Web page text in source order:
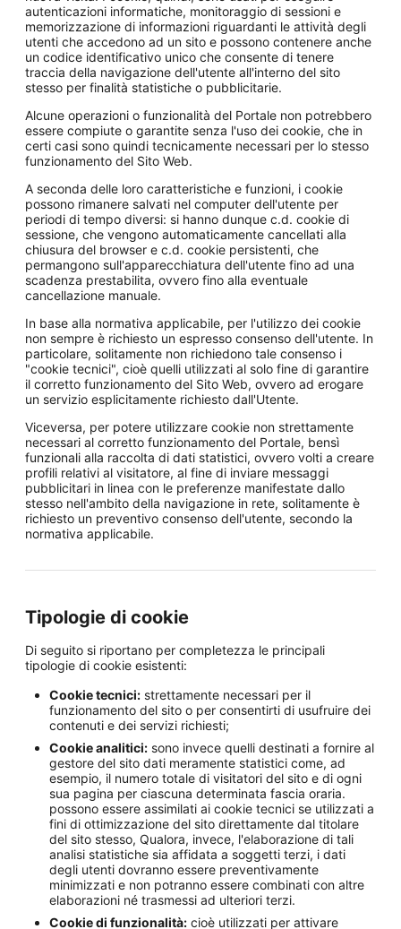
autenticazioni informatiche, monitoraggio di sessioni e
memorizzazione di informazioni riguardanti le attività degli
utenti che accedono ad un sito e possono contenere anche
un codice identificativo unico che consente di tenere
traccia della navigazione dell'utente all'interno del sito
stesso per finalità statistiche o pubblicitarie.
Alcune operazioni o funzionalità del Portale non potrebbero
essere compiute o garantite senza l'uso dei cookie, che in
certi casi sono quindi tecnicamente necessari per lo stesso
funzionamento del Sito Web.
A seconda delle loro caratteristiche e funzioni, i cookie
possono rimanere salvati nel computer dell'utente per
periodi di tempo diversi: si hanno dunque c.d. cookie di
sessione, che vengono automaticamente cancellati alla
chiusura del browser e c.d. cookie persistenti, che
permangono sull'apparecchiatura dell'utente fino ad una
scadenza prestabilita, ovvero fino alla eventuale
cancellazione manuale.
In base alla normativa applicabile, per l'utilizzo dei cookie
non sempre è richiesto un espresso consenso dell'utente. In
particolare, solitamente non richiedono tale consenso i
"cookie tecnici", cioè quelli utilizzati al solo fine di garantire
il corretto funzionamento del Sito Web, ovvero ad erogare
un servizio esplicitamente richiesto dall'Utente.
Viceversa, per potere utilizzare cookie non strettamente
necessari al corretto funzionamento del Portale, bensì
funzionali alla raccolta di dati statistici, ovvero volti a creare
profili relativi al visitatore, al fine di inviare messaggi
pubblicitari in linea con le preferenze manifestate dallo
stesso nell'ambito della navigazione in rete, solitamente è
richiesto un preventivo consenso dell'utente, secondo la
normativa applicabile.
Tipologie di cookie
Di seguito si riportano per completezza le principali
tipologie di cookie esistenti:
Cookie tecnici: strettamente necessari per il
funzionamento del sito o per consentirti di usufruire dei
contenuti e dei servizi richiesti;
Cookie analitici: sono invece quelli destinati a fornire al
gestore del sito dati meramente statistici come, ad
esempio, il numero totale di visitatori del sito e di ogni
sua pagina per ciascuna determinata fascia oraria.
possono essere assimilati ai cookie tecnici se utilizzati a
fini di ottimizzazione del sito direttamente dal titolare
del sito stesso, Qualora, invece, l'elaborazione di tali
analisi statistiche sia affidata a soggetti terzi, i dati
degli utenti dovranno essere preventivamente
minimizzati e non potranno essere combinati con altre
elaborazioni né trasmessi ad ulteriori terzi.
Cookie di funzionalità: cioè utilizzati per attivare